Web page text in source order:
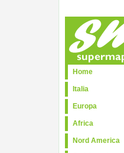
Home
Italia
Europa
Africa
Nord America